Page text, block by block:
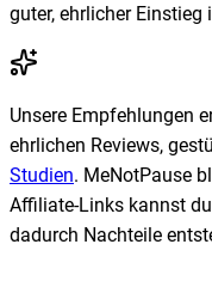
guter, ehrlicher
Unsere Empfehlungen
ehrlichen Reviews,
Studien. MeNotPause
Affiliate-Links kannst
dadurch Nachteile